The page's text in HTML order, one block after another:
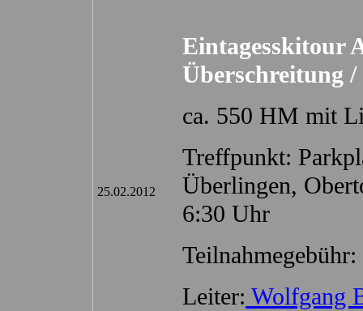
25.02.2012
Eintagesskitour
Überschreitung
ca. 550 HM mit
Treffpunkt:
Überlingen,
6:30 Uhr
Leiter: Wolfgang